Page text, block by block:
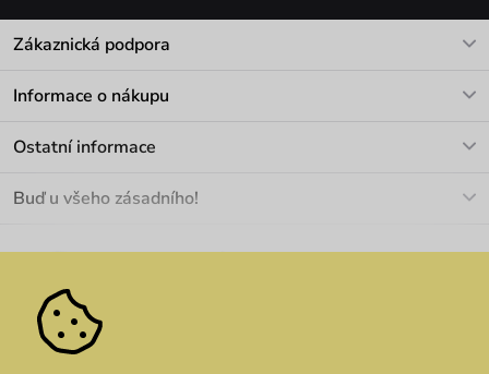
Zákaznická podpora
Informace o nákupu
Materiály a údržba
Pozáruční opravy
Ostatní informace
Velkoobchod
We Care
Dárkové poukazy
Vuchlook
Buď u všeho zásadního!
Zásady ochrany osobních údajů